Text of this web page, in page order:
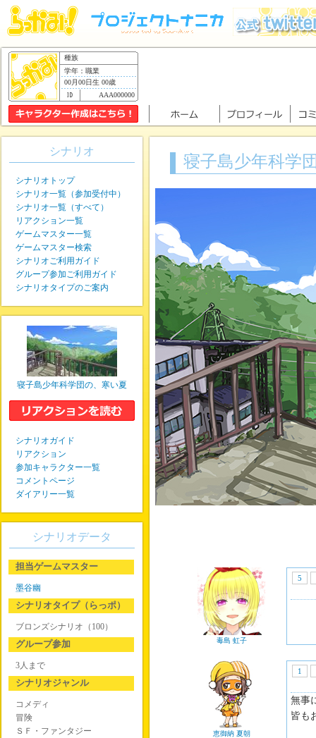
種族
学年：職業
00月00日生 00歳
AAA000000
寝子島少年科学
毒島 虹子
5
恵御納 夏朝
1
無事
皆も
シナリオ
シナリオトップ
シナリオ一覧（参加受付中）
シナリオ一覧（すべて）
リアクション一覧
ゲームマスター一覧
ゲームマスター検索
シナリオご利用ガイド
グループ参加ご利用ガイド
シナリオタイプのご案内
寝子島少年科学団の、寒い夏
シナリオガイド
リアクション
参加キャラクター一覧
コメントページ
ダイアリー一覧
シナリオデータ
担当ゲームマスター
墨谷幽
シナリオタイプ（らっポ）
ブロンズシナリオ（100）
グループ参加
3人まで
シナリオジャンル
コメディ
冒険
ＳＦ・ファンタジー